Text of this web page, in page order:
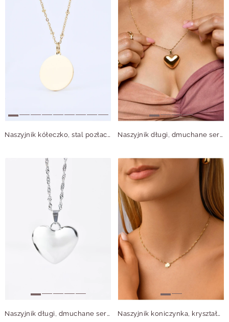
Naszyjnik kółeczko, stal pozłacana S308096Z00 Naszyjnik długi, dmuchane serce, złoty S306545Z00
Naszyjnik długi, dmuchane serce, srebrny S306545S00 Naszyjnik koniczynka, kryształek, złoty S304947Z00